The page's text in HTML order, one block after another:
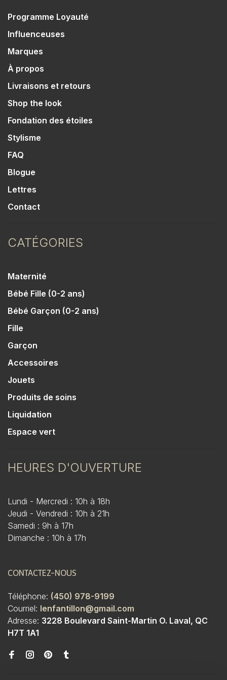
Programme Loyauté
Influenceuses
Marques
À propos
Livraisons et retours
Shop the look
Fondation des étoiles
Stylisme
FAQ
Blogue
Lettres
Contact
CATÉGORIES
Maternité
Bébé Fille (0-2 ans)
Bébé Garçon (0-2 ans)
Fille
Garçon
Accessoires
Jouets
Produits de soins
Liquidation
Espace vert
HEURES D'OUVERTURE
Lundi - Mercredi : 10h à 18h
Jeudi - Vendredi : 10h à 21h
Samedi : 9h à 17h
Dimanche : 10h à 17h
CONTACTEZ-NOUS
Téléphone: (450) 978-9199
Courriel: lenfantillon@gmail.com
Adresse: 3228 Boulevard Saint-Martin O. Laval, QC
H7T 1A1